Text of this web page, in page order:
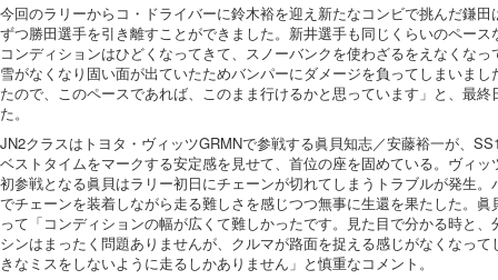
今回のラリーからコ・ドライバーに鈴木裕を迎え新たなコンビで挑んだ鎌
ずつ勝田選手を引き離すことができました。新井選手も同じくらいのペー
コンディションはひどくなってきて、スノーバンクを使わざるをえなくな
雪がなくなり固い面が出ていたためバンパーにダメージを負ってしまいま
たので、このペースであれば、このまま行けるかと思っています」と、最
た。
JN2クラスはトヨタ・ヴィッツGRMNで参戦する眞貝知志／安藤裕一が、
ベストタイムをマークする安定感を見せて、首位の座を固めている。ヴィ
初参戦となる眞貝はラリー初日にチェーンが切れてしまうトラブルが発生
でチェーンを装着しながら走る難しさを感じつつ無事に生還を果たした。
って「コンディションの幅が広くて難しかったです。見た目で分かる時と
シンはまったく問題ありませんが、クルマが路面を捉える感じがなくなっ
きなミスをしないように走るしかありません」と慎重なコメント。